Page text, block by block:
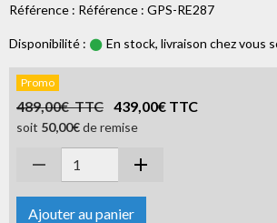
Référence : Référence : GPS-RE287
Disponibilité : En stock, livraison chez vous
Promo
489,00€ TTC 439,00€ TTC
soit 50,00€de remise
Ajouter au panier